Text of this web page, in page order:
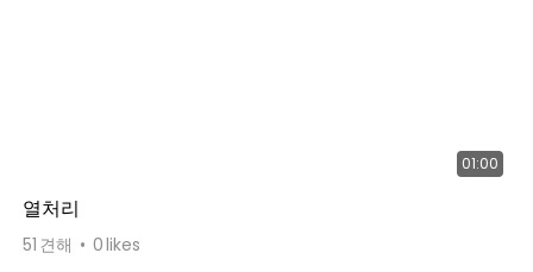
01:00
열처리
51 견해 0likes